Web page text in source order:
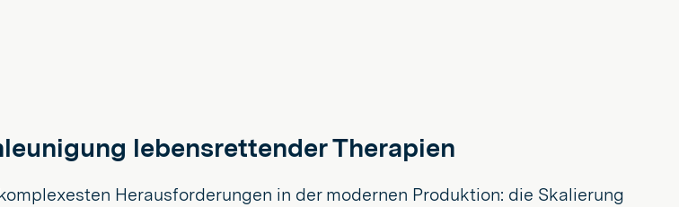
lebensrettender Therapien
Herausforderungen in der modernen Produktion: die Skalierung